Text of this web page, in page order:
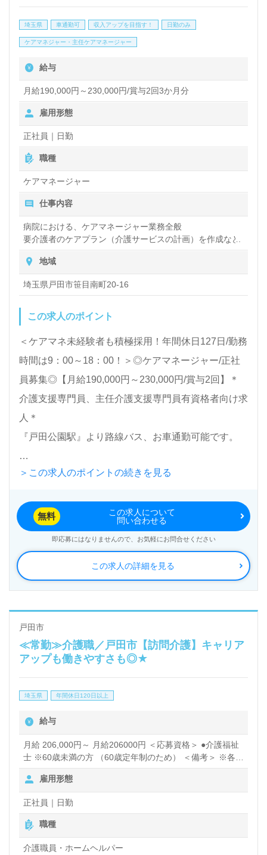
様やそのご家族のニーズに寄り添った相談援助ができ
転職を検討中の方は、ウィルオブ介護を通じて無料で
転職支援を受けることができます。求人情報の収集か
ら年収交渉まで、専門のコンサルタントがサポートし
ますので、安心してお問い合わせください。
埼玉県 車通勤可 収入アップを目指す！ 日勤のみ
ケアマネジャー・主任ケアマネージャー
給与
月給190,000円～230,000円/賞与2回3か月分
雇用形態
正社員｜日勤
職種
ケアマネージャー
仕事内容
病院における、ケアマネージャー業務全般
要介護者のケアプラン（介護サービスの計画）を作成など
地域
埼玉県戸田市笹目南町20-16
この求人のポイント
＜ケアマネ未経験者も積極採用！年間休日127日/勤務
時間は9：00～18：00！＞◎ケアマネージャー/正社
員募集◎【月給190,000円～230,000円/賞与2回】＊
介護支援専門員、主任介護支援専門員有資格者向け求
人＊
『戸田公園駅』より路線バス、お車通勤可能です。
総病床数44床『公平病院』医療法人慈公会（本部：
玉県内を中心に内科、外科、内視鏡内科、整形外科、
形成外科、循環器内科、糖尿病内科、腫瘍内科、緩和
ケア内科、神経外科、乳腺外科、リハビリテーション
科を専門とする病院を展開されています。二次救急指
定、埼玉県災害時連携、埼玉地域DMAT指定病院様で
す。
◎『誰かの大切な人に介護が必要になったとき』今で
きること、これからのことを一緒に考える介護支援の
ケアマネージャー経験のある方はもちろん、これから
ケアマネージャーを目指される方も幅広く募集しま
す。病院での勤務経験は問いません。明るい職場環
境、各種OJTプログラムも充実の事業所様です。職員
様同士の連携、コミュニケーションの良さもおすすめ
ポイント！『ご利用者様、ご家族様のお気持ちを尊重
し、担当ケアマネージャーとして丁寧に寄り添いた
い』『同職種の職員様が複数在籍する職場で働きた
＞この求人のポイントの続きを見る
この求人の詳細を見る
無料
この求人について
問い合わせる
即応募にはなりませんので、お気軽にお問合せください
戸田市
≪常勤≫介護職／戸田市【訪問介護】キャリア
アップも働きやすさも◎★
埼玉県 年間休日120日以上
給与
月給 206,000円～ 月給206000円 ＜応募資格＞ ●介護福祉
士 ※60歳未満の方 （60歳定年制のため） ＜備考＞ ※各種
手当含む ※経験等により加算があります。 「基本給」
130,000円～ 【給与ベース】介護福祉士 「月給」206,000
円～ ・基本給：130,000円～ ・資格手当：20,000円 ・サ
ービス手当：40,000円 ・調整手当：16,000円 【昇給】年1
回 【賞与】年2回（実績：2.0ヵ月） ※平均33万円くら
い/年 さらに一時金最大53万円/年支給あり ≪手当詳細≫
◆資格手当 ・介護福祉士：20,000円/月 ・実務者研修：
雇用形態
正社員｜日勤
職種
介護職員・ホームヘルパー